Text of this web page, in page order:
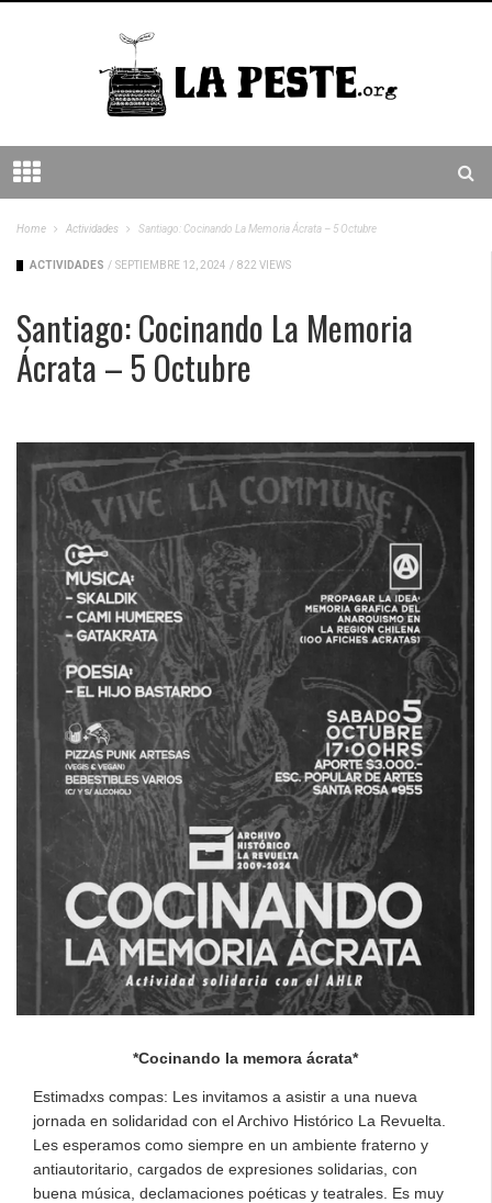
Home Actividades Santiago: Cocinando La Memoria Ácrata – 5 Octubre
ACTIVIDADES / SEPTIEMBRE 12, 2024 / 822 VIEWS
Santiago: Cocinando La Memoria
Ácrata – 5 Octubre
*Cocinando la memora ácrata*
Estimadxs compas: Les invitamos a asistir a una nueva
jornada en solidaridad con el Archivo Histórico La Revuelta.
Les esperamos como siempre en un ambiente fraterno y
antiautoritario, cargados de expresiones solidarias, con
buena música, declamaciones poéticas y teatrales. Es muy